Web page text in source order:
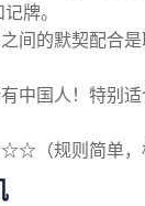
牌。
间的默契配合是
中国人！特别适
（规则简单，